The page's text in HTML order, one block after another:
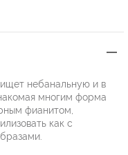
небанальную и в
многим форма
фианитом,
как с